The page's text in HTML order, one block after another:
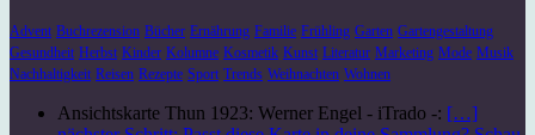
Advent Buchrezension Bücher Ernährung Familie Frühling Garten Gartengestaltung
Gesundheit Herbst Kinder Kolumne Kosmetik Kunst Literatur Marketing Mode Musik
Nachhaltigkeit Reisen Rezepte Sport Trends Weihnachten Wohnen
Ansichtskarte Thun 1923: Werner Engel - iTrado -: […]